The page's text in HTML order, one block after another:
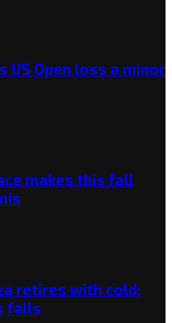
US Open loss a minor
makes this fall
retires with cold;
falls